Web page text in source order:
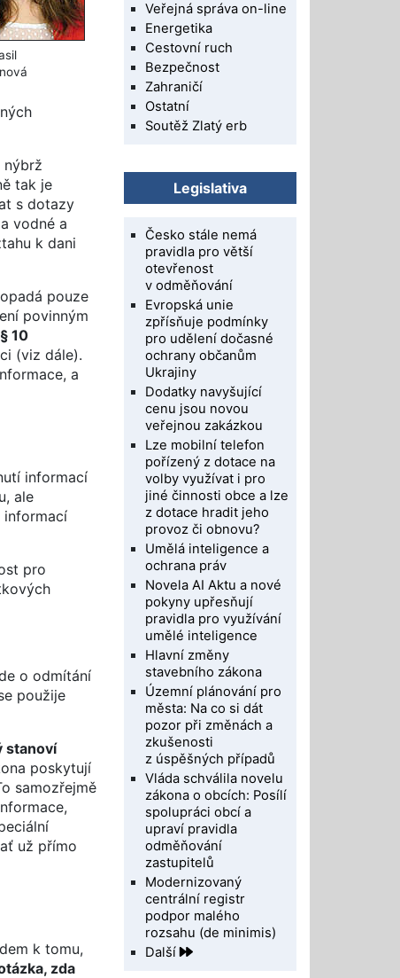
nýbrž
tak je
s dotazy
vodné a
k dani
pouze
povinným
10
(viz dále).
a
informací
ale
informací
pro
o odmítání
použije
stanoví
poskytují
samozřejmě
už přímo
k tomu,
zda
Veřejná správa on-line
Energetika
Cestovní ruch
Bezpečnost
Zahraničí
Ostatní
Soutěž Zlatý erb
Legislativa
Česko stále nemá
pravidla pro větší
otevřenost
v odměňování
Evropská unie
zpřísňuje podmínky
pro udělení dočasné
ochrany občanům
Ukrajiny
Dodatky navyšující
cenu jsou novou
veřejnou zakázkou
Lze mobilní telefon
pořízený z dotace na
volby využívat i pro
jiné činnosti obce a lze
z dotace hradit jeho
provoz či obnovu?
Umělá inteligence a
ochrana práv
Novela AI Aktu a nové
pokyny upřesňují
pravidla pro využívání
umělé inteligence
Hlavní změny
stavebního zákona
Územní plánování pro
města: Na co si dát
pozor při změnách a
zkušenosti
z úspěšných případů
Vláda schválila novelu
zákona o obcích: Posílí
spolupráci obcí a
upraví pravidla
odměňování
zastupitelů
Modernizovaný
centrální registr
podpor malého
rozsahu (de minimis)
Další